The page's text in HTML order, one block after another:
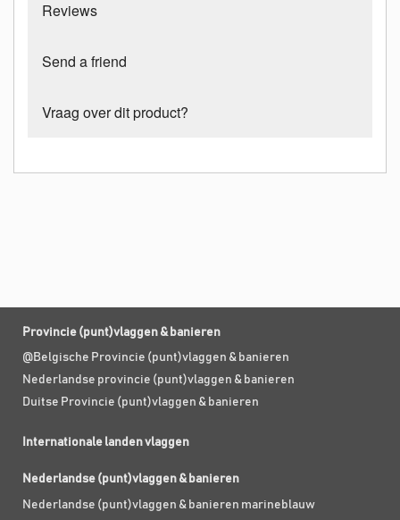
Reviews
Send a friend
Vraag over dit product?
Provincie (punt)vlaggen & banieren
@Belgische Provincie (punt)vlaggen & banieren
Nederlandse provincie (punt)vlaggen & banieren
Duitse Provincie (punt)vlaggen & banieren
Internationale landen vlaggen
Nederlandse (punt)vlaggen & banieren
Nederlandse (punt)vlaggen & banieren marineblauw